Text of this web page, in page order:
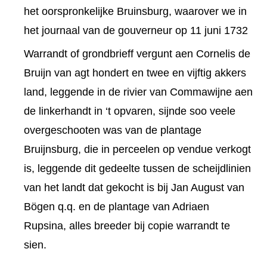
het oorspronkelijke Bruinsburg, waarover we in
het journaal van de gouverneur op 11 juni 1732
Warrandt of grondbrieff vergunt aen Cornelis de
Bruijn van agt hondert en twee en vijftig akkers
land, leggende in de rivier van Commawijne aen
de linkerhandt in ‘t opvaren, sijnde soo veele
overgeschooten was van de plantage
Bruijnsburg, die in perceelen op vendue verkogt
is, leggende dit gedeelte tussen de scheijdlinien
van het landt dat gekocht is bij Jan August van
Bögen q.q. en de plantage van Adriaen
Rupsina, alles breeder bij copie warrandt te
sien.